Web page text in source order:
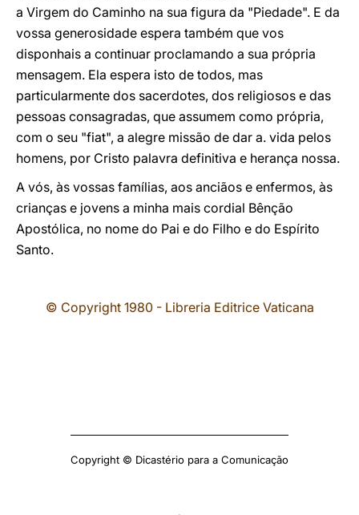
a Virgem do Caminho na sua figura da "Piedade". E da
vossa generosidade espera também que vos
disponhais a continuar proclamando a sua própria
mensagem. Ela espera isto de todos, mas
particularmente dos sacerdotes, dos religiosos e das
pessoas consagradas, que assumem como própria,
com o seu "fiat", a alegre missão de dar a. vida pelos
homens, por Cristo palavra definitiva e herança nossa.
A vós, às vossas famílias, aos anciãos e enfermos, às
crianças e jovens a minha mais cordial Bênção
Apostólica, no nome do Pai e do Filho e do Espírito
Santo.
© Copyright 1980 - Libreria Editrice Vaticana
Copyright © Dicastério para a Comunicação